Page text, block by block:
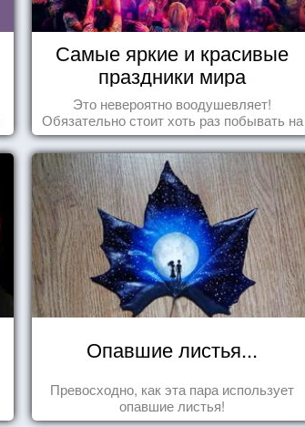
Самые яркие и красивые
праздники мира
Это невероятно воодушевляет!
Обязательно стоит хоть раз побывать на
подобных мероприятиях и получить
массу впечатлений!
Опавшие листья...
Превосходно, как эта пара использует
опавшие листья!